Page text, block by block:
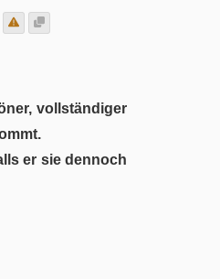
vollständiger
er sie dennoch